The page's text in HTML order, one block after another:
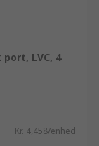
LVC, 4
Kr. 4,458/enhed